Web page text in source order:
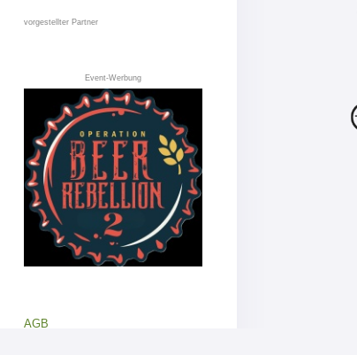
vorgestellter Partner
Event-Werbung
AGB